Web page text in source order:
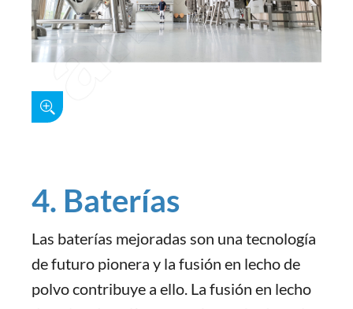
4. Baterías
Las baterías mejoradas son una tecnología
de futuro pionera y la fusión en lecho de
polvo contribuye a ello. La fusión en lecho